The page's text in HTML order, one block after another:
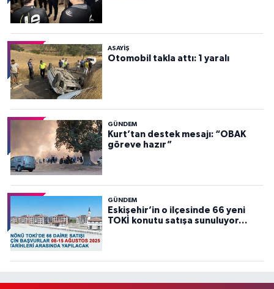
ASAYİŞ
Otomobil takla attı: 1 yaralı
GÜNDEM
Kurt’tan destek mesajı: “OBAK
göreve hazır”
GÜNDEM
Eskişehir’in o ilçesinde 66 yeni
TOKİ konutu satışa sunuluyor…